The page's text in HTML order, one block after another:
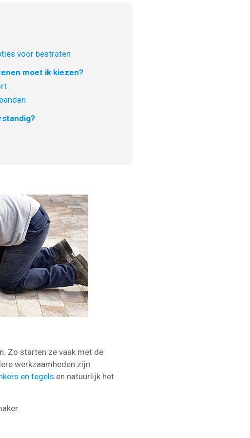
voor bestraten
moet ik kiezen?
Zo starten ze vaak met de
werkzaamheden zijn
en tegels en natuurlijk het